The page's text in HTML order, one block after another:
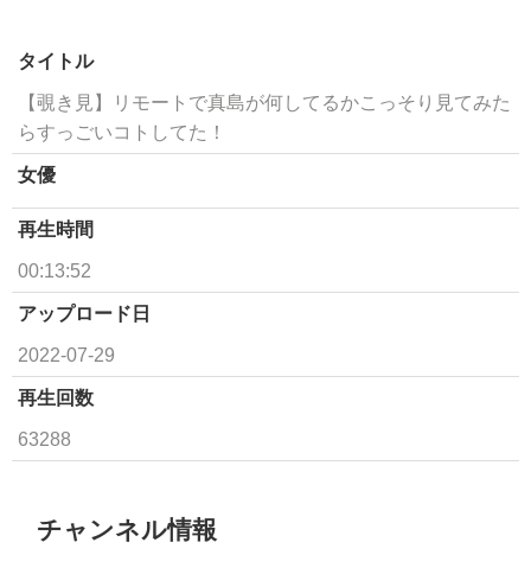
タイトル
【覗き見】リモートで真島が何してるかこっそり見てみた
らすっごいコトしてた！
女優
再生時間
00:13:52
アップロード日
2022-07-29
再生回数
63288
チャンネル情報